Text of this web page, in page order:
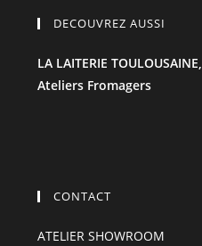
DECOUVREZ AUSSI
LA LAITERIE TOULOUSAINE,
Ateliers Fromagers
CONTACT
ATELIER SHOWROOM